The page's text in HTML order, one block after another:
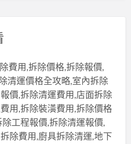
費用,拆除價格,拆除報價,
清運價格全攻略,室內拆除
價,拆除清運費用,店面拆除
用,拆除裝潢費用,拆除價格
工程報價,拆除清運報價,
除費用,廚具拆除清運,地下